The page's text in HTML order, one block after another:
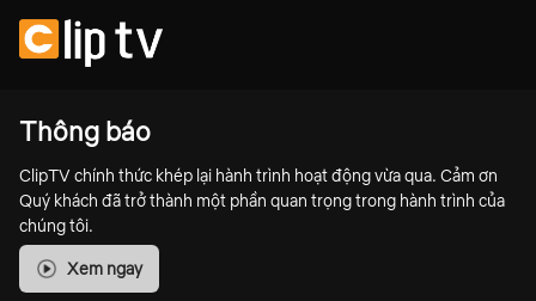
Thông báo
ClipTV chính thức khép lại hành trình hoạt động vừa qua. Cảm ơn
Quý khách đã trở thành một phần quan trọng trong hành trình của
chúng tôi.
Xem ngay